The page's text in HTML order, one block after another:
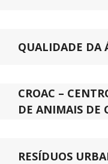
QUALIDADE DA
CROAC –
DE ANIMAIS DE
RESÍDUOS